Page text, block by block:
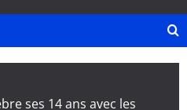
ses 14 ans avec les